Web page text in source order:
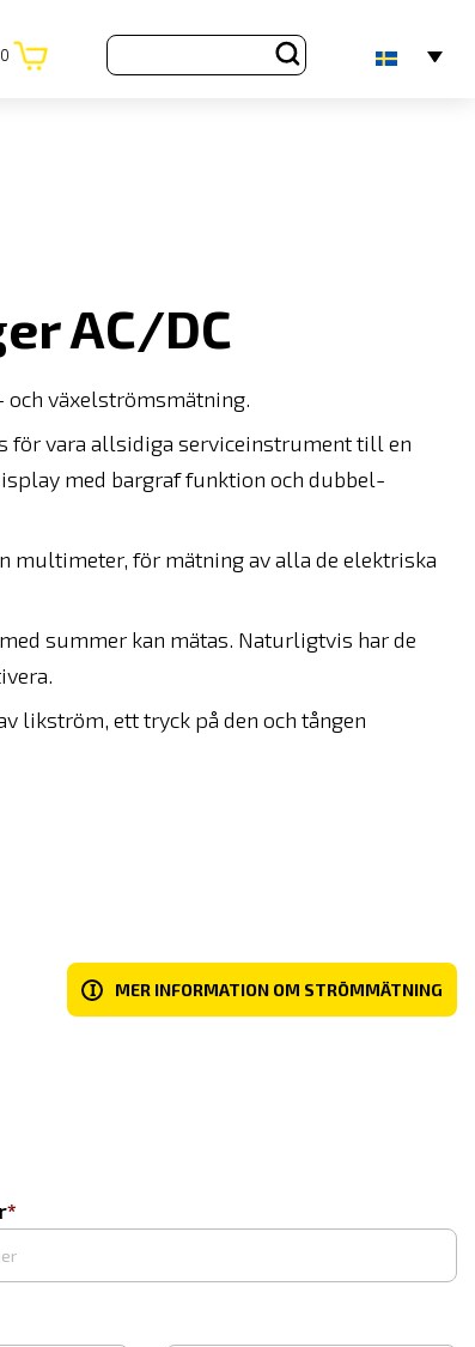
0
AC/DC
växelströmsmätning.
för vara allsidiga serviceinstrument till en
med bargraf funktion och dubbel-
multimeter, för mätning av alla de elektriska
summer kan mätas. Naturligtvis har de
likström, ett tryck på den och tången
I MER INFORMATION OM STRÖMMÄTNING